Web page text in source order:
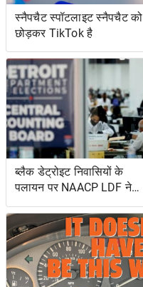
स्नैपचैट स्पॉटलाइट स्नैपचैट को
छोड़कर TikTok है
ब्लैक डेट्रोइट निवासियों के
पलायन पर NAACP LDF ने
मुकदमा किया, मिशिगन के वोट
सर्टिफिकेशन को रोकने के
प्रयासों के लिए वोटिंग अधिकार
अधिनियम का उल्लंघन